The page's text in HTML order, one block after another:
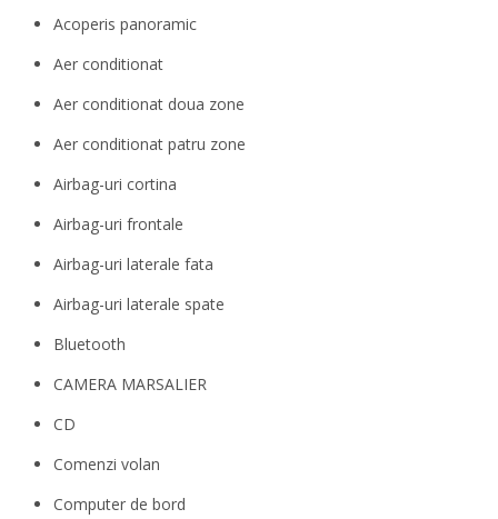
Acoperis panoramic
Aer conditionat
Aer conditionat doua zone
Aer conditionat patru zone
Airbag-uri cortina
Airbag-uri frontale
Airbag-uri laterale fata
Airbag-uri laterale spate
Bluetooth
CAMERA MARSALIER
CD
Comenzi volan
Computer de bord